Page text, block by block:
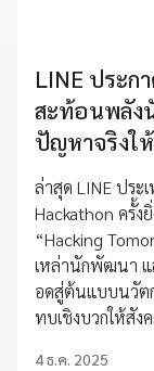
LINE ประก
สะท้อนพลัง
ปัญหาจริงใ
ล่าสุด LINE ประ
Hackathon ครั้
“Hacking
เหล่านักพัฒนา แ
อดสู่ต้นแบบนวัต
ทบเชิงบวกให้สัง
4 ธ.ค. 2025